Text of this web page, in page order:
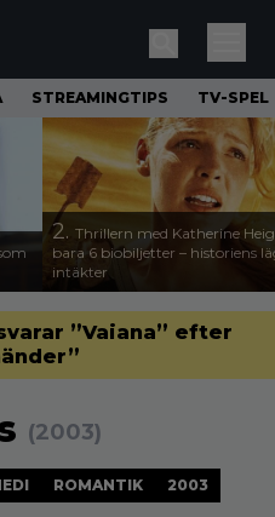
STREAMINGTIPS TV-SPEL
2. Thrillern med Katherine
bara 6 biobiljetter – historiens
intäkter
”Vaiana” efter
(2003)
ROMANTIK 2003